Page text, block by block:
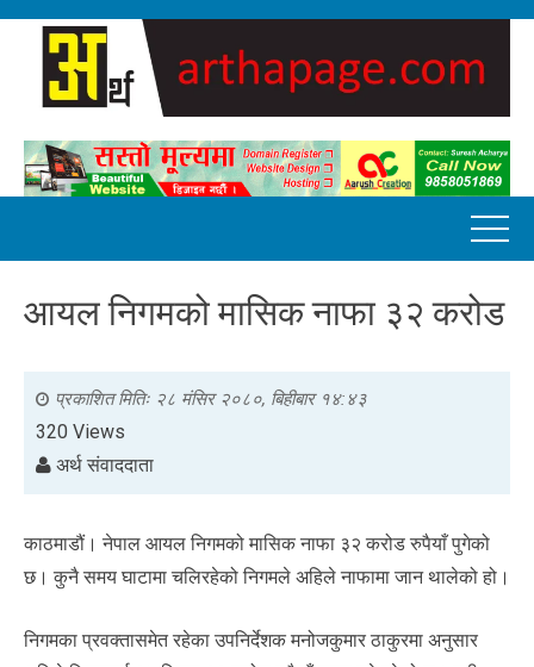
आयल निगमको मासिक नाफा ३२ करोड
प्रकाशित मितिः २८ मंसिर २०८०, बिहीबार १४:४३
320 Views
अर्थ संवाददाता
काठमाडौं। नेपाल आयल निगमको मासिक नाफा ३२ करोड रुपैयाँ पुगेको
छ। कुनै समय घाटामा चलिरहेको निगमले अहिले नाफामा जान थालेको हो।
निगमका प्रवक्तासमेत रहेका उपनिर्देशक मनोजकुमार ठाकुरमा अनुसार